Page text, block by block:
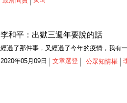
李和平：出獄三週年要說的話
經過了那件事，又經過了今年的疫情，我有
2020年05月09日
文章選登 公眾知​​情權